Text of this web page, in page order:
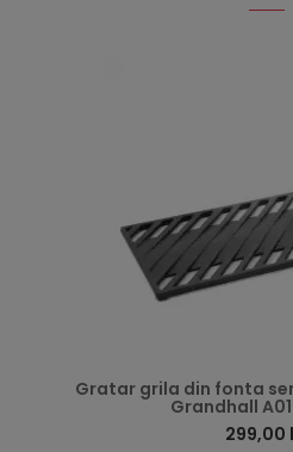
Gratar grila din fonta
Grandhall
299,00